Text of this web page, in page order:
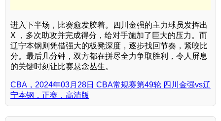
进入下半场，比赛愈发胶着。四川金强的主力球员发挥出
X ，多次助攻并完成得分，给对手施加了巨大的压力。而
辽宁本钢则凭借强大的板凳深度，逐步找回节奏，紧咬比
分。最后几分钟，双方都在拼尽全力争取胜利，令人屏息
的关键时刻让比赛悬念丛生。
CBA，2024年03月28日 CBA常规赛第49轮 四川金强vs辽
宁本钢，正赛，高清版